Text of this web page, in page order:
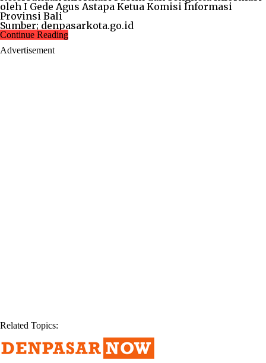
oleh I Gede Agus Astapa Ketua Komisi Informasi
Provinsi Bali
Sumber; denpasarkota.go.id
Continue Reading
Advertisement
Related Topics: